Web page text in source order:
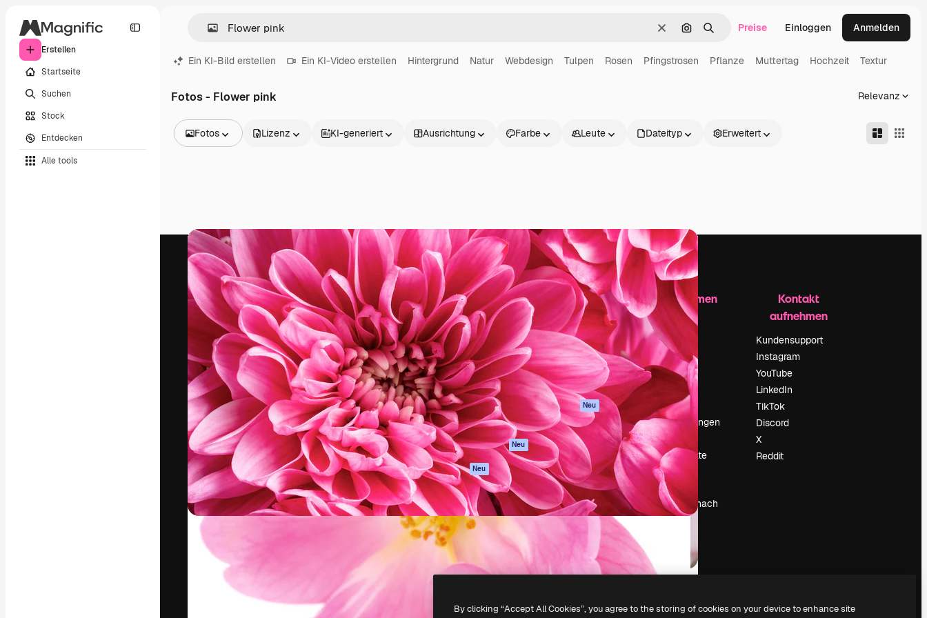
Erstellen
Startseite
Suchen
Stock
Entdecken
Alle tools
LöschenNach Bild suchen
SuchenPreise Einloggen Anmelden
Ein KI-Bild erstellen Ein KI-Video erstellen Hintergrund Natur Webdesign Tulpen Rosen Pfingstrosen Pflanze Muttertag Hochzeit Textur
Fotos - Flower pink Relevanz
Fotos
Videos
Filmmaterial
Motion Graphics
Videovorlagen
Icons
3D-Modelle
Schriftarten
Lizenz KI-generiert Ausrichtung Farbe Leute Dateityp Erweitert
Die kreative Plattform, um deine beste
Arbeit zu verwirklichen. Mehr als 1 Million
Abonnenten unter Kreativen, Unternehmen,
Agenturen und Studios.
Deutsch
Produkte
Spaces
KI-Assistent
KI-Bildgenerator
KI-Videogenerator
KI-
Stimmengenerator
Stock-Inhalte
MCP für
Claude/ChatGPT
Neu
Agenten Neu
API
Mobile App
Alle Magnific-Tools
Loslegen
Academy
Dokumentation
Support
AGB
Datenschutzerklärung
Originale Neu
Cookie-Richtlinie
Vertrauenszentrum
Partner
Unternehmen
Unternehmen
Preise
Über uns
Reviews
Karriere
Suchtrends
Blog
Veranstaltungen
Slidesgo
Deine Inhalte
verkaufen
Pressesaal
Suchst du nach
magnific.ai
Kontakt
aufnehmen
Kundensupport
Instagram
YouTube
LinkedIn
TikTok
Discord
X
Reddit
Freepik Company S.L.U. Alle Rechte vorbehalten
By clicking “Accept All Cookies”, you agree to the storing of cookies on your device to enhance site